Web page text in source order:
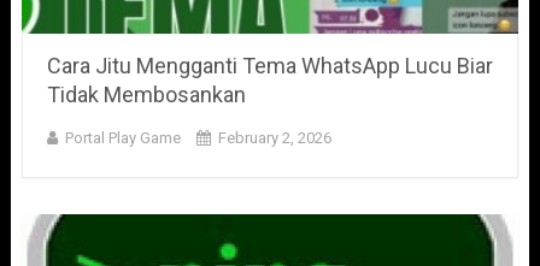
Cara Jitu Mengganti Tema WhatsApp Lucu Biar
Tidak Membosankan
Portal Play Game February 2, 2026